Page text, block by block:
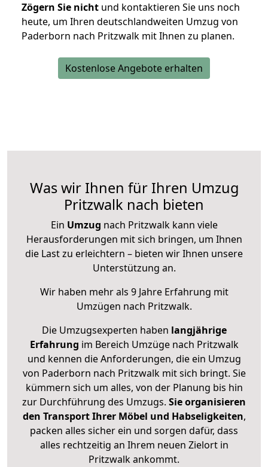
Zögern Sie nicht und kontaktieren Sie uns noch
heute, um Ihren deutschlandweiten Umzug von
Paderborn nach Pritzwalk mit Ihnen zu planen.
Kostenlose Angebote erhalten
Was wir Ihnen für Ihren Umzug
Pritzwalk nach bieten
Ein Umzug nach Pritzwalk kann viele
Herausforderungen mit sich bringen, um Ihnen
die Last zu erleichtern – bieten wir Ihnen unsere
Unterstützung an.
Wir haben mehr als 9 Jahre Erfahrung mit
Umzügen nach Pritzwalk.
Die Umzugsexperten haben langjährige
Erfahrung im Bereich Umzüge nach Pritzwalk
und kennen die Anforderungen, die ein Umzug
von Paderborn nach Pritzwalk mit sich bringt. Sie
kümmern sich um alles, von der Planung bis hin
zur Durchführung des Umzugs. Sie organisieren
den Transport Ihrer Möbel und Habseligkeiten,
packen alles sicher ein und sorgen dafür, dass
alles rechtzeitig an Ihrem neuen Zielort in
Pritzwalk ankommt.